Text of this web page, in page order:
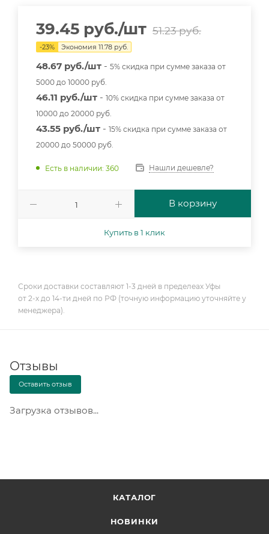
39.45 руб./шт 51.23руб.
-23% Экономия 11.78 руб.
48.67 руб./шт - 5% скидка при сумме заказа от
5000 до 10000 руб.
46.11 руб./шт - 10% скидка при сумме заказа от
10000 до 20000 руб.
43.55 руб./шт - 15% скидка при сумме заказа от
20000 до 50000 руб.
Есть в наличии: 360 Нашли дешевле?
В корзину
Купить в 1 клик
Сроки доставки составляют 1-3 дней в пределеах Уфы
от 2-х до 14-ти дней по РФ (точную информацию уточняйте у
менеджера).
Отзывы
Оставить отзыв
Загрузка отзывов...
КАТАЛОГ
НОВИНКИ